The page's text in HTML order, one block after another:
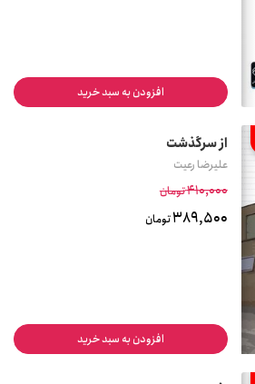
افزودن به سبد خرید
از سرگذشت
علیرضا رعیت
410,000تومان
389,500تومان
افزودن به سبد خرید